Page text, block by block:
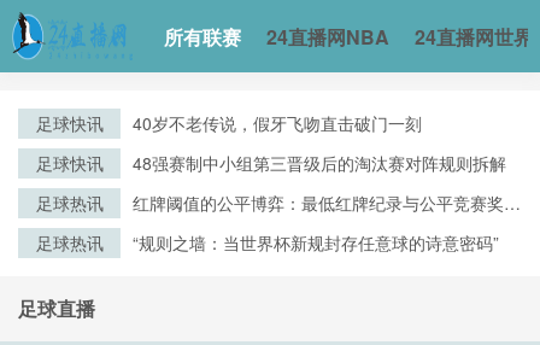
所有联赛 24直播网NBA 24直播网世界
足球快讯
40岁不老传说，假牙飞吻直击破门一刻
足球快讯
48强赛制中小组第三晋级后的淘汰赛对阵规则拆解
足球热讯
红牌阈值的公平博弈：最低红牌纪录与公平竞赛奖评
足球热讯 “规则之墙：当世界杯新规封存任意球的诗意密码”
足球直播